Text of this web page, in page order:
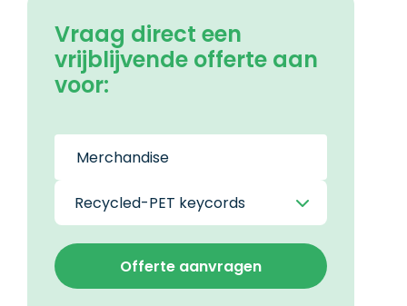
Vraag direct een
vrijblijvende offerte aan
voor: